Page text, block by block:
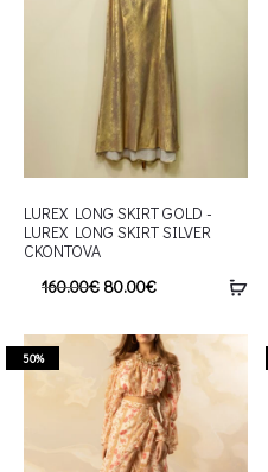
LUREX LONG SKIRT GOLD -
LUREX LONG SKIRT SILVER
CKONTOVA
160.00€ 80.00€
50%